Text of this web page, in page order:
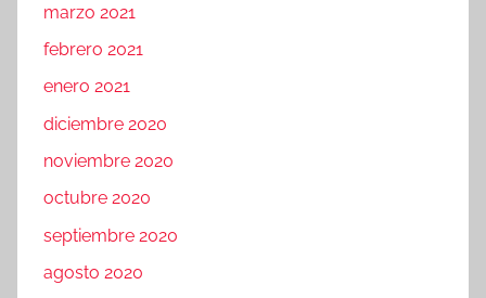
marzo 2021
febrero 2021
enero 2021
diciembre 2020
noviembre 2020
octubre 2020
septiembre 2020
agosto 2020